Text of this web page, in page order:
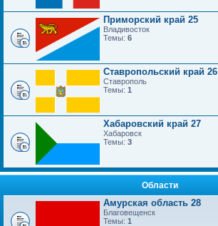
Приморский край 25
Владивосток
Темы: 6
Ставропольский край 26
Ставрополь
Темы: 1
Хабаровский край 27
Хабаровск
Темы: 3
Области
Амурская область 28
Благовещенск
Темы: 1